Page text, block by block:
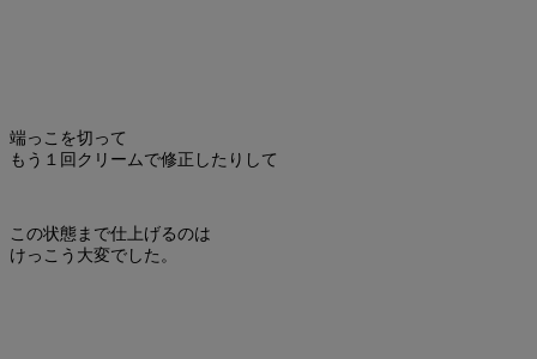
端っこを切って
もう１回クリームで修正したりして
この状態まで仕上げるのは
けっこう大変でした。